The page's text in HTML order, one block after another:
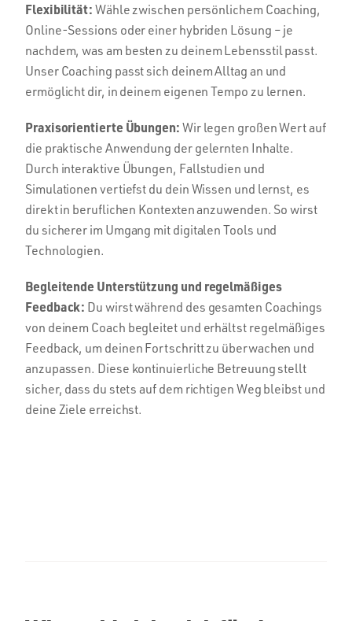
Flexibilität: Wähle zwischen persönlichem Coaching,
Online-Sessions oder einer hybriden Lösung – je
nachdem, was am besten zu deinem Lebensstil passt.
Unser Coaching passt sich deinem Alltag an und
ermöglicht dir, in deinem eigenen Tempo zu lernen.
Praxisorientierte Übungen: Wir legen großen Wert auf
die praktische Anwendung der gelernten Inhalte.
Durch interaktive Übungen, Fallstudien und
Simulationen vertiefst du dein Wissen und lernst, es
direkt in beruflichen Kontexten anzuwenden. So wirst
du sicherer im Umgang mit digitalen Tools und
Technologien.
Begleitende Unterstützung und regelmäßiges
Feedback: Du wirst während des gesamten Coachings
von deinem Coach begleitet und erhältst regelmäßiges
Feedback, um deinen Fortschritt zu überwachen und
anzupassen. Diese kontinuierliche Betreuung stellt
sicher, dass du stets auf dem richtigen Weg bleibst und
deine Ziele erreichst.